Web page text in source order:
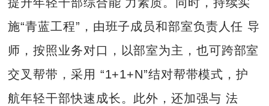
施“青蓝工程”，由班子成员和部室负责人任 导
师，按照业务对口，以部室为主，也可跨部室
交叉帮带，采用 “1+1+N”结对帮带模式，护
航年轻干部快速成长。此外，还加强与 法